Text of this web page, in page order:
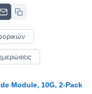
Module, 10G, 2-Pack